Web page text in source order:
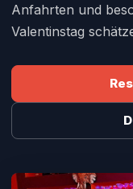
Anfahrten und
Valentinstag